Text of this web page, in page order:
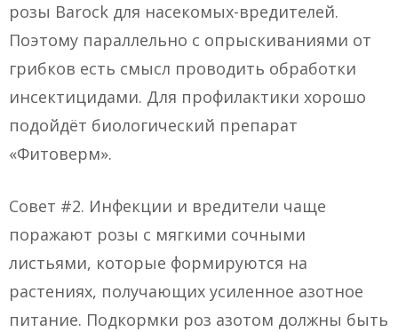
розы Barock для насекомых-вредителей.
Поэтому параллельно с опрыскиваниями от
грибков есть смысл проводить обработки
инсектицидами. Для профилактики хорошо
подойдёт биологический препарат
«Фитоверм».
Совет #2. Инфекции и вредители чаще
поражают розы с мягкими сочными
листьями, которые формируются на
растениях, получающих усиленное азотное
питание. Подкормки роз азотом должны быть